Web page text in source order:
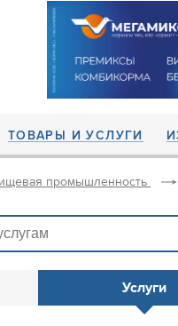
ТОВАРЫ И УСЛУГИ
промышленность
Услуги